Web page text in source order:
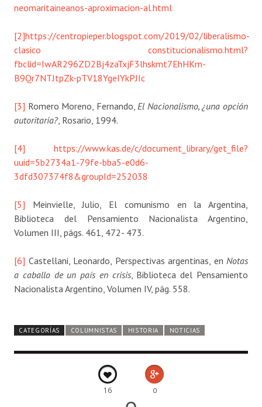
neomaritaineanos-aproximacion-al.html
[2]https://centropieper.blogspot.com/2019/02/liberalismo-
clasico constitucionalismo.html?
fbclid=IwAR296ZD2Bj4zaTxjF3lhskmt7EhHKm-
B9Qr7NTJtpZk-pTV18YgeIYkPJIc
[3] Romero Moreno, Fernando, El Nacionalismo, ¿una opción
autoritaria? , Rosario, 1994.
[4]
https://www.kas.de/c/document_library/get_file?
uuid=5b2734a1-79fe-bba5-e0d6-
3dfd307374f8&groupId=252038
[5] Meinvielle, Julio, El comunismo en la Argentina,
Biblioteca del Pensamiento Nacionalista Argentino,
Volumen III, págs. 461, 472- 473.
[6] Castellani, Leonardo, Perspectivas argentinas, en Notas
a caballo de un país en crisis, Biblioteca del Pensamiento
Nacionalista Argentino, Volumen IV, pág. 558.
CATEGORÍAS COLUMNISTAS HISTORIA NOTICIAS
16 0